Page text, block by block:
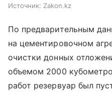
Источник: Zakon.kz
По предварительным
на цементировочном
очистки донных
объемом 2000
работ резервуар был